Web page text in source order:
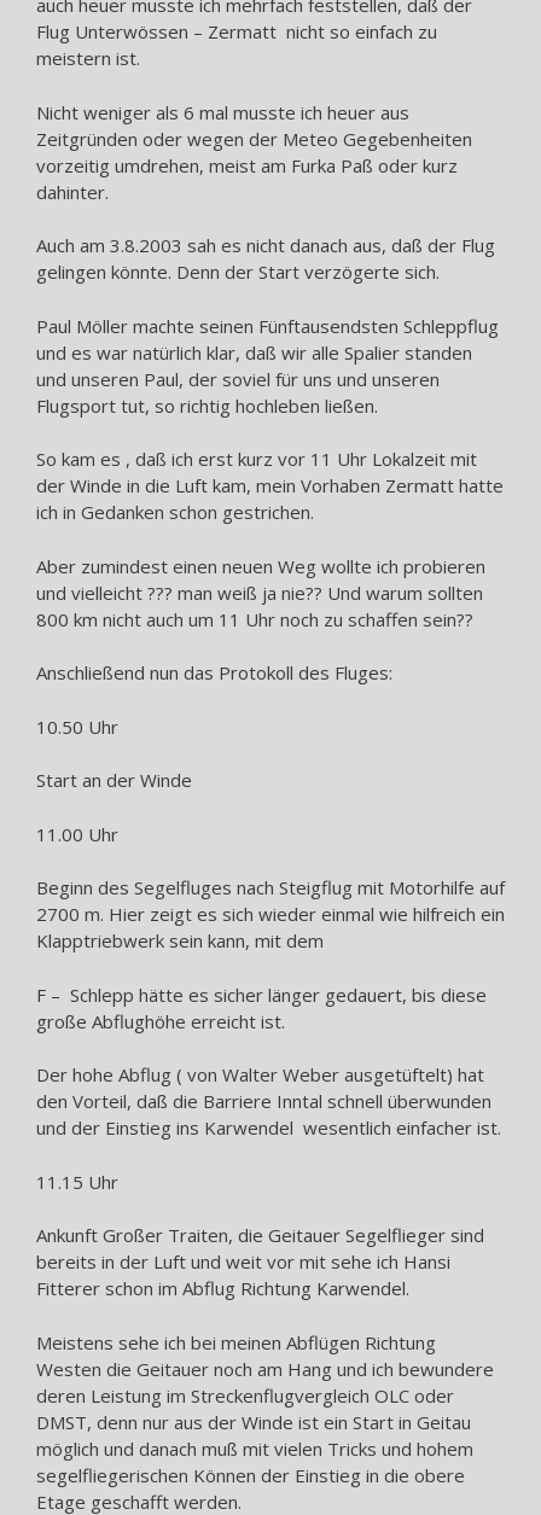
auch heuer musste ich mehrfach feststellen, daß der
Flug Unterwössen – Zermatt nicht so einfach zu
meistern ist.
Nicht weniger als 6 mal musste ich heuer aus
Zeitgründen oder wegen der Meteo Gegebenheiten
vorzeitig umdrehen, meist am Furka Paß oder kurz
dahinter.
Auch am 3.8.2003 sah es nicht danach aus, daß der Flug
gelingen könnte. Denn der Start verzögerte sich.
Paul Möller machte seinen Fünftausendsten Schleppflug
und es war natürlich klar, daß wir alle Spalier standen
und unseren Paul, der soviel für uns und unseren
Flugsport tut, so richtig hochleben ließen.
So kam es , daß ich erst kurz vor 11 Uhr Lokalzeit mit
der Winde in die Luft kam, mein Vorhaben Zermatt hatte
ich in Gedanken schon gestrichen.
Aber zumindest einen neuen Weg wollte ich probieren
und vielleicht ??? man weiß ja nie?? Und warum sollten
800 km nicht auch um 11 Uhr noch zu schaffen sein??
Anschließend nun das Protokoll des Fluges:
10.50 Uhr
Start an der Winde
11.00 Uhr
Beginn des Segelfluges nach Steigflug mit Motorhilfe auf
2700 m. Hier zeigt es sich wieder einmal wie hilfreich ein
Klapptriebwerk sein kann, mit dem
F – Schlepp hätte es sicher länger gedauert, bis diese
große Abflughöhe erreicht ist.
Der hohe Abflug ( von Walter Weber ausgetüftelt) hat
den Vorteil, daß die Barriere Inntal schnell überwunden
und der Einstieg ins Karwendel wesentlich einfacher ist.
11.15 Uhr
Ankunft Großer Traiten, die Geitauer Segelflieger sind
bereits in der Luft und weit vor mit sehe ich Hansi
Fitterer schon im Abflug Richtung Karwendel.
Meistens sehe ich bei meinen Abflügen Richtung
Westen die Geitauer noch am Hang und ich bewundere
deren Leistung im Streckenflugvergleich OLC oder
DMST, denn nur aus der Winde ist ein Start in Geitau
möglich und danach muß mit vielen Tricks und hohem
segelfliegerischen Können der Einstieg in die obere
Etage geschafft werden.